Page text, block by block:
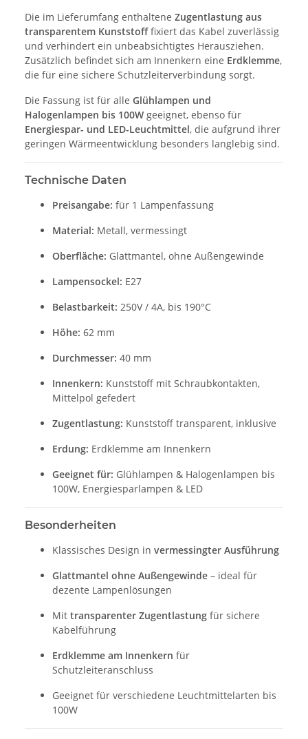
Die im Lieferumfang enthaltene Zugentlastung aus
transparentem Kunststofffixiert das Kabel zuverlässig
und verhindert ein unbeabsichtigtes Herausziehen.
Zusätzlich befindet sich am Innenkern eine Erdklemme,
die für eine sichere Schutzleiterverbindung sorgt.
Die Fassung ist für alle Glühlampen und
Halogenlampen bis 100W geeignet, ebenso für
Energiespar- und LED-Leuchtmittel, die aufgrund ihrer
geringen Wärmeentwicklung besonders langlebig sind.
Technische Daten
Preisangabe: für 1 Lampenfassung
Material: Metall, vermessingt
Oberfläche: Glattmantel, ohne Außengewinde
Lampensockel: E27
Belastbarkeit: 250V / 4A, bis 190°C
Höhe: 62 mm
Durchmesser: 40 mm
Innenkern: Kunststoff mit Schraubkontakten,
Mittelpol gefedert
Zugentlastung: Kunststoff transparent, inklusive
Erdung: Erdklemme am Innenkern
Geeignet für: Glühlampen & Halogenlampen bis
100W, Energiesparlampen & LED
Besonderheiten
Klassisches Design in vermessingter Ausführung
Glattmantel ohne Außengewinde – ideal für
dezente Lampenlösungen
Mit transparenter Zugentlastung für sichere
Kabelführung
Erdklemme am Innenkern für
Schutzleiteranschluss
Geeignet für verschiedene Leuchtmittelarten bis
100W